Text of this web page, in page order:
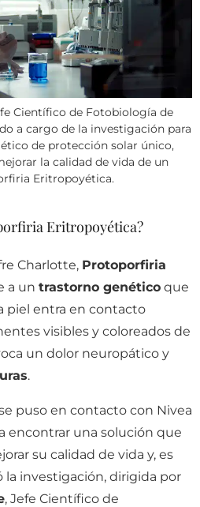
Científico de Fotobiología de
a cargo de la investigación para
de protección solar único,
la calidad de vida de un
Eritropoyética.
Eritropoyética?
Charlotte, Protoporfiria
a un trastorno genético que
piel entra en contacto
visibles y coloreados de
un dolor neuropático y
.
puso en contacto con Nivea
encontrar una solución que
su calidad de vida y, es
la investigación, dirigida por
, Jefe Científico de